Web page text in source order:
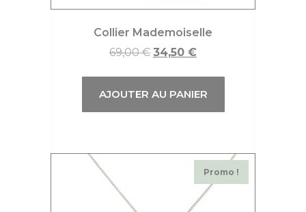
Collier Mademoiselle
69,00€ 34,50 €
AJOUTER AU PANIER
Promo !